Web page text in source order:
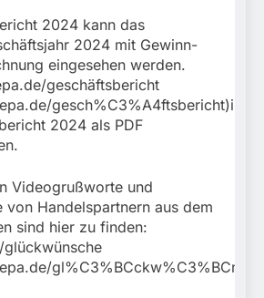
2024 kann das
2024 mit Gewinn-
eingesehen werden.
geschäftsbericht
gesch%C3%A4ftsbericht)ist
2024 als PDF
Videogrußworte und
von Handelspartnern aus dem
sind hier zu finden: